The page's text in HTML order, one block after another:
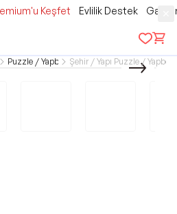
Keşfet Evlilik Destek
Puzzle / Yapboz Şehir / Yapı Puzzle /